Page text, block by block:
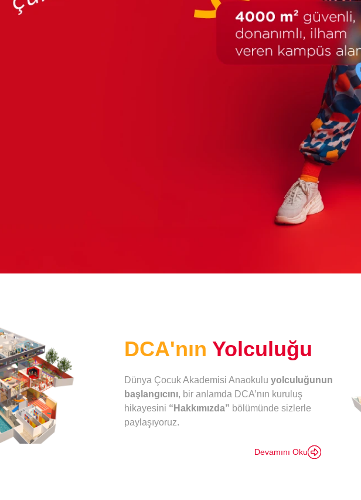
DCA'nın Yolculuğu
Dünya Çocuk Akademisi Anaokulu yolculuğunun
başlangıcını, bir anlamda DCA’nın kuruluş
hikayesini “Hakkımızda” bölümünde sizlerle
paylaşıyoruz.
Devamını Oku